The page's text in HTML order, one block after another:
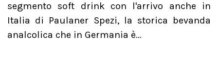
segmento soft drink con l'arrivo anche in
Italia di Paulaner Spezi, la storica bevanda
analcolica che in Germania è...